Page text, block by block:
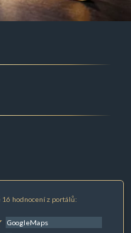
16 hodnocení z portálů:
GoogleMaps